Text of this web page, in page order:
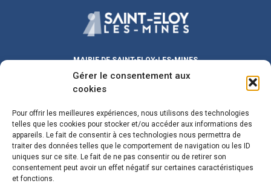
Gérer le consentement aux
cookies
Pour offrir les meilleures expériences, nous utilisons des technologies
telles que les cookies pour stocker et/ou accéder aux informations des
appareils. Le fait de consentir à ces technologies nous permettra de
traiter des données telles que le comportement de navigation ou les ID
uniques sur ce site. Le fait de ne pas consentir ou de retirer son
consentement peut avoir un effet négatif sur certaines caractéristiques
et fonctions.
MAIRIE DE SAINT-ELOY-LES-MINES
Place Michel DUVAL
9h00 – 12h00/ 13h30 – 17h30
Samedi :9h00 – 12h00
Fermeture le mercredi matin
maire@sainteloylesmines.fr
04 73 85 08 24